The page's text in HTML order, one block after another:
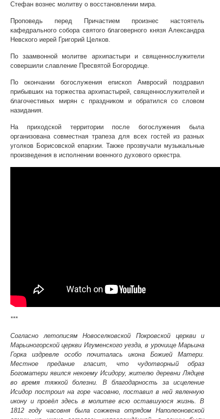
Стефан вознес молитву о восстановлении мира.
Проповедь перед Причастием произнес настоятель
кафедрального собора святого благоверного князя Александра
Невского иерей Григорий Целков.
По заамвонной молитве архипастыри и священнослужители
совершили славление Пресвятой Богородице.
По окончании богослужения епископ Амвросий поздравил
прибывших на торжества архипастырей, священнослужителей и
благочестивых мирян с праздником и обратился со словом
назидания.
На приходской территории после богослужения была
организована совместная трапеза для всех гостей из разных
уголков Борисовской епархии. Также прозвучали музыкальные
произведения в исполнении военного духового оркестра.
***
Согласно летописям Новоселковской Покровской церкви и
Марьиногорской церкви Игуменского уезда, в урочище Марьина
Горка издревле особо почиталась икона Божией Матери.
Местное предание гласит, что чудотворный образ
Богоматери явился некоему Исидору, жителю деревни Лядцев
во время тяжкой болезни. В благодарность за исцеление
Исидор построил на горе часовню, поставил в ней явленную
икону и провёл здесь в молитве всю оставшуюся жизнь. В
1812 году часовня была сожжена отрядом Наполеоновской